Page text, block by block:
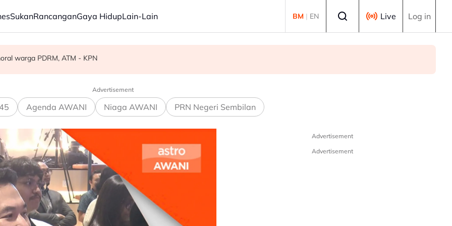
SukanRancanganGaya HidupLain-Lain BM | EN Live Log in
diselamatkan - Polis
warga PDRM, ATM - KPN
bakat Malaysia di luar negara
Advertisement
Agenda AWANI Niaga AWANI PRN Negeri Sembilan
Advertisement
Advertisement